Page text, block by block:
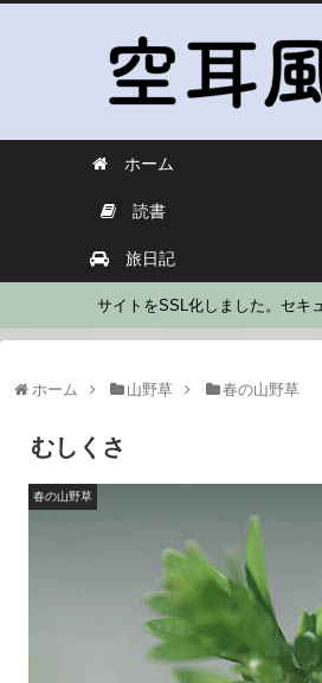
ホーム
読書
旅日記
サイトをSSL化しました。セキ
ホーム 山野草 春の山野草
むしくさ
春の山野草